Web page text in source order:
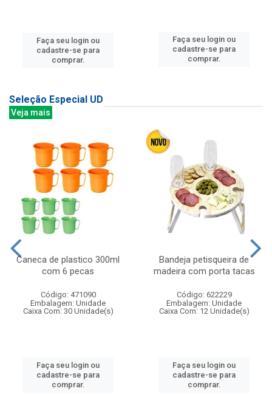
Faça seu login ou
cadastre-se para
comprar.
Faça seu login ou
cadastre-se para
comprar.
Seleção Especial UD
Veja mais
Caneca de plastico 300ml
com 6 pecas
Código: 471090
Embalagem: Unidade
Caixa Com: 30 Unidade(s)
Faça seu login ou
cadastre-se para
comprar.
Bandeja petisqueira de
madeira com porta tacas
Código: 622229
Embalagem: Unidade
Caixa Com: 12 Unidade(s)
Faça seu login ou
cadastre-se para
comprar.